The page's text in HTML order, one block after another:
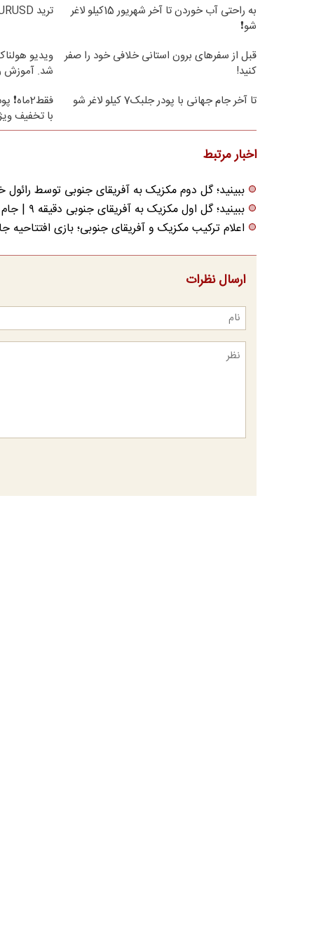
به راحتی آب خوردن تا آخر شهریور 15کیلو لاغر
شو❗
ترید EURUSD با اسپرد از صفر پیپ
قبل از سفرهای برون استانی خلافی خود را صفر
کنید!
ویدیو
شد. آموزش
تا آخر جام جهانی با پودر جلبک7 کیلو لاغر شو
با تخفیف
اخبار مرتبط
ببینید؛ گل دوم مکزیک به آفریقای جنوبی توسط رائول
ببینید؛ گل اول مکزیک به آفریقای جنوبی دقیقه ۹ | جام جهانی ۲۰۲۶
اعلام ترکیب مکزیک و آفریقای جنوبی؛ بازی افتتاحیه جام
ارسال نظرات